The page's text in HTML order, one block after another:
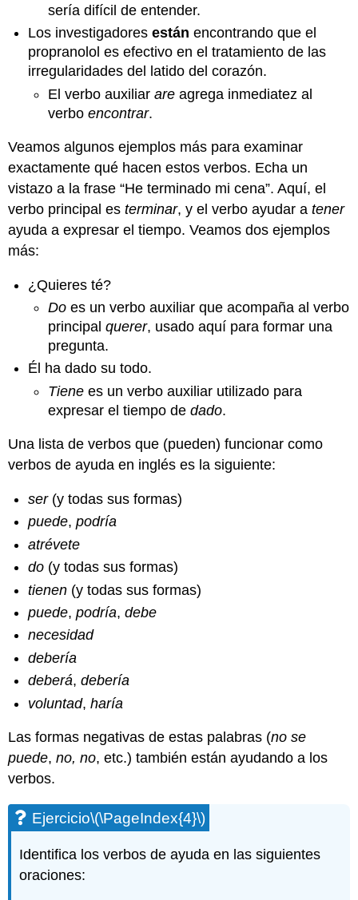
sería difícil de entender.
Los investigadoresestán encontrando que el
propranolol es efectivo en el tratamiento de las
irregularidades del latido del corazón.
El verbo auxiliar areagrega inmediatez al
verbo encontrar.
Veamos algunos ejemplos más para examinar
exactamente qué hacen estos verbos. Echa un
vistazo a la frase “He terminado mi cena”. Aquí, el
verbo principal esterminar, y el verbo ayudar atener
ayuda a expresar el tiempo. Veamos dos ejemplos
más:
¿Quieres té?
Does un verbo auxiliar que acompaña al verbo
principal querer, usado aquí para formar una
pregunta.
Él ha dado su todo.
Tienees un verbo auxiliar utilizado para
expresar el tiempo de dado.
Una lista de verbos que (pueden) funcionar como
verbos de ayuda en inglés es la siguiente:
ser(y todas sus formas)
puede,podría
atrévete
do (y todas sus formas)
tienen (y todas sus formas)
puede,podría,debe
necesidad
debería
deberá,debería
voluntad,haría
Las formas negativas de estas palabras (no se
puede,no,no, etc.) también están ayudando a los
verbos.
Ejercicio\(\PageIndex{4}\)
Identifica los verbos de ayuda en las siguientes
oraciones: